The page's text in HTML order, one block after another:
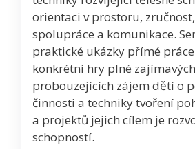
orientaci v prostoru,
spolupráce a komunikace.
praktické ukázky přímé
konkrétní hry plné
probouzejících zájem dětí o
činnosti a techniky tvoření
a projektů jejich cílem je
schopností.